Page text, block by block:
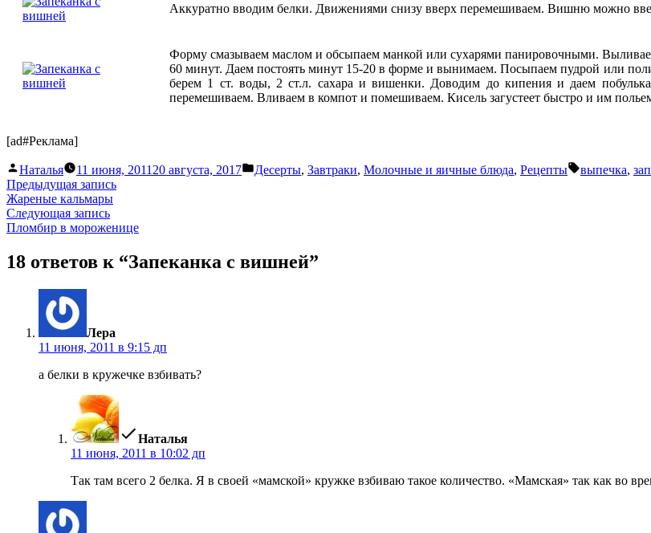
Аккуратно вводим белки. Движениями снизу вверх перемешиваем. Вишню можно
Форму смазываем маслом и обсыпаем манкой или сухарями панировочными.
60 минут. Даем постоять минут 15-20 в форме и вынимаем. Посыпаем пудрой или
берем 1 ст. воды, 2 ст.л. сахара и вишенки. Доводим до кипения и даем
перемешиваем. Вливаем в компот и помешиваем. Кисель загустеет быстро и им
[ad#Реклама]
Написано
автором
Наталья 11 июня, 2011 20 августа, 2017
Написано
Десерты, Завтраки, Молочные и яичные блюда, Рецепты Метки:
выпечка,
Навигация
по
записям
Предыдущая записьПредыдущая
Жареные кальмары
Следующая записьСледующая
запись:
Пломбир в мороженице
18 ответов к “Запеканка с вишней”
Лера
11 июня, 2011 в 9:15 дп
а белки в кружечке взбивать?
Наталья
11 июня, 2011 в 10:02 дп
Так там всего 2 белка. Я в своей «мамской» кружке взбиваю такое количество. «Мамская» так как во